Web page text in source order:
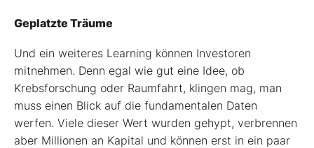
Geplatzte Träume
Und ein weiteres Learning können Investoren
mitnehmen. Denn egal wie gut eine Idee, ob
Krebsforschung oder Raumfahrt, klingen mag, man
muss einen Blick auf die fundamentalen Daten
werfen. Viele dieser Wert wurden gehypt, verbrennen
aber Millionen an Kapital und können erst in ein paar